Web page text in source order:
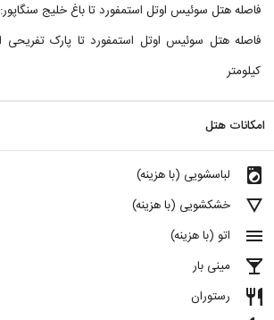
فاصله هتل سوئیس اوتل استمفورد تا باغ خلیج سنگاپور: ۴٫۶ کیلومتر
کیلومتر
امکانات هتل
local_laundry_service لباسشویی (با هزینه)
details خشکشویی (با هزینه)
menu اتو (با هزینه)
local_bar مینی بار
restaurant رستوران